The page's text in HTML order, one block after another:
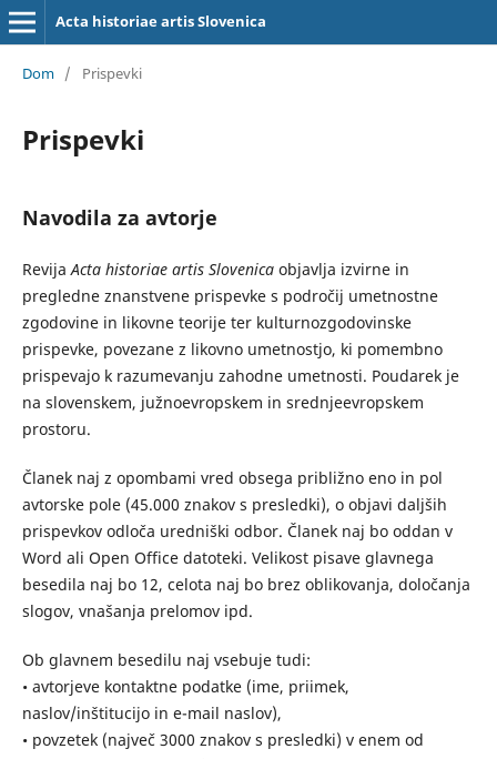
Acta historiae artis Slovenica
Dom / Prispevki
Prispevki
Navodila za avtorje
RevijaActa historiae artis Slovenicaobjavlja izvirne in
pregledne znanstvene prispevke s področij umetnostne
zgodovine in likovne teorije ter kulturnozgodovinske
prispevke, povezane z likovno umetnostjo, ki pomembno
prispevajo k razumevanju zahodne umetnosti. Poudarek je
na slovenskem, južnoevropskem in srednjeevropskem
prostoru.
Članek naj z opombami vred obsega približno eno in pol
avtorske pole (45.000 znakov s presledki), o objavi daljših
prispevkov odloča uredniški odbor. Članek naj bo oddan v
Word ali Open Office datoteki. Velikost pisave glavnega
besedila naj bo 12, celota naj bo brez oblikovanja, določanja
slogov, vnašanja prelomov ipd.
Ob glavnem besedilu naj vsebuje tudi:
• avtorjeve kontaktne podatke (ime, priimek,
naslov/inštitucijo in e-mail naslov),
• povzetek (največ 3000 znakov s presledki) v enem od